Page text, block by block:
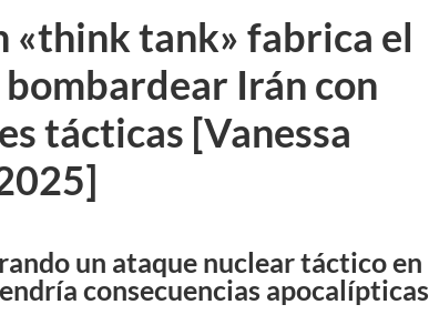
«think tank» fabrica el
Irán con
tácticas [Vanessa
un ataque nuclear táctico en
consecuencias apocalípticas